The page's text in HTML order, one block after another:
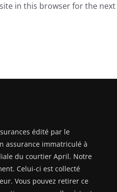
in this browser for the
édité par le
assurance immatriculé à
du courtier April. Notre
Celui-ci est collecté
Vous pouvez retirer ce